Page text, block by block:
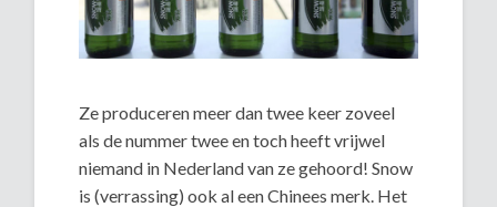
Ze produceren meer dan twee keer zoveel
als de nummer twee en toch heeft vrijwel
niemand in Nederland van ze gehoord! Snow
is (verrassing) ook al een Chinees merk. Het